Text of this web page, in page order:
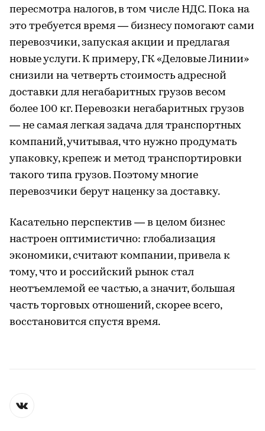
пересмотра налогов, в том числе НДС. Пока на
это требуется время — бизнесу помогают сами
перевозчики, запуская акции и предлагая
новые услуги. К примеру, ГК «Деловые Линии»
снизили на четверть стоимость адресной
доставки для негабаритных грузов весом
более 100 кг. Перевозки негабаритных грузов
— не самая легкая задача для транспортных
компаний, учитывая, что нужно продумать
упаковку, крепеж и метод транспортировки
такого типа грузов. Поэтому многие
перевозчики берут наценку за доставку.
Касательно перспектив — в целом бизнес
настроен оптимистично: глобализация
экономики, считают компании, привела к
тому, что и российский рынок стал
неотъемлемой ее частью, а значит, большая
часть торговых отношений, скорее всего,
восстановится спустя время.